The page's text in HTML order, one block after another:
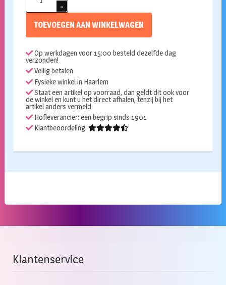
prisoner
TOEVOEGEN AAN WINKELWAGEN
Op werkdagen voor 15:00 besteld dezelfde dag
verzonden!
Veilig betalen
Fysieke winkel in Haarlem
Staat een artikel op voorraad, dan geldt dit ook voor
de winkel en kunt u het direct afhalen, tenzij bij het
artikel anders vermeld
Hofleverancier: een begrip sinds 1901
Klantbeoordeling:
Klantenservice